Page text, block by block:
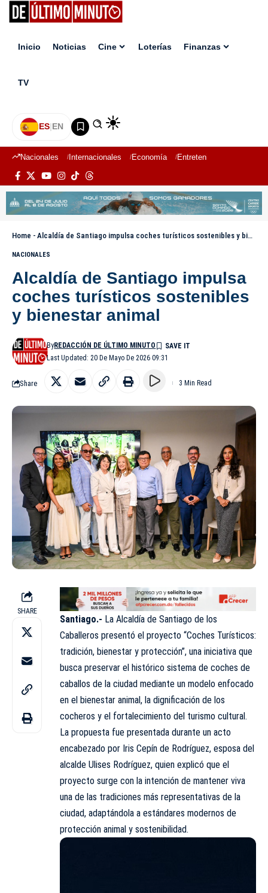
Inicio Noticias Cine Loterías Finanzas
TV
ES|EN
Nacionales Internacionales Economía Entretenimiento
Home - Alcaldía de Santiago impulsa coches turísticos sostenibles y bienestar animal
NACIONALES
Alcaldía de Santiago impulsa
coches turísticos sostenibles
y bienestar animal
Last Updated: 20 De Mayo De 2026 09:31
ByREDACCIÓN DE ÚLTIMO MINUTO
Share 3 Min Read
SHARE
Santiago.- La Alcaldía de Santiago de los
Caballeros presentó el proyecto “Coches Turísticos:
tradición, bienestar y protección”, una iniciativa que
busca preservar el histórico sistema de coches de
caballos de la ciudad mediante un modelo enfocado
en el bienestar animal, la dignificación de los
cocheros y el fortalecimiento del turismo cultural.
La propuesta fue presentada durante un acto
encabezado por Iris Cepín de Rodríguez, esposa del
alcalde Ulises Rodríguez, quien explicó que el
proyecto surge con la intención de mantener viva
una de las tradiciones más representativas de la
ciudad, adaptándola a estándares modernos de
protección animal y sostenibilidad.